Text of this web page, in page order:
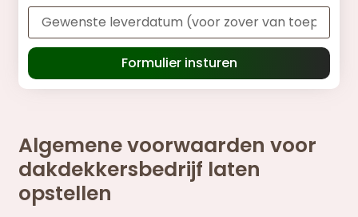
Formulier insturen
Algemene voorwaarden voor
dakdekkersbedrijf laten
opstellen